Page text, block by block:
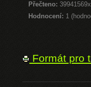
Přečteno:39941569x
Hodnocení: 1
Formát pro